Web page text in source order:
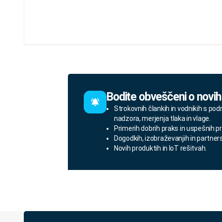
Bodite obveščeni o
Strokovnih člankih in vodnikih s
nadzora, merjenja tlaka in vlage.
Primerih dobrih praks in uspešnih
Dogodkih, izobraževanjih in
Novih produktih in IoT rešitvah.